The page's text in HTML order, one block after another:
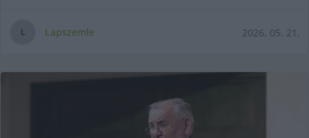
L Lapszemle 2026. 05. 21.